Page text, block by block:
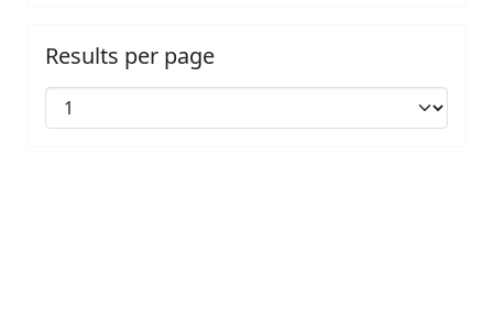
Results per page